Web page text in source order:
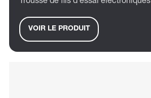
Trousse de fils d’essai électroniques
VOIR LE PRODUIT